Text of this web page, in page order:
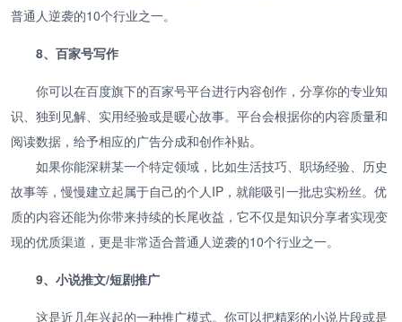
普通人逆袭的10个行业之一。
8、百家号写作
你可以在百度旗下的百家号平台进行内容创作，分享你的专业知
识、独到见解、实用经验或是暖心故事。平台会根据你的内容质量和
阅读数据，给予相应的广告分成和创作补贴。
如果你能深耕某一个特定领域，比如生活技巧、职场经验、历史
故事等，慢慢建立起属于自己的个人IP，就能吸引一批忠实粉丝。优
质的内容还能为你带来持续的长尾收益，它不仅是知识分享者实现变
现的优质渠道，更是非常适合普通人逆袭的10个行业之一。
9、小说推文/短剧推广
这是近几年兴起的一种推广模式。你可以把精彩的小说片段或是